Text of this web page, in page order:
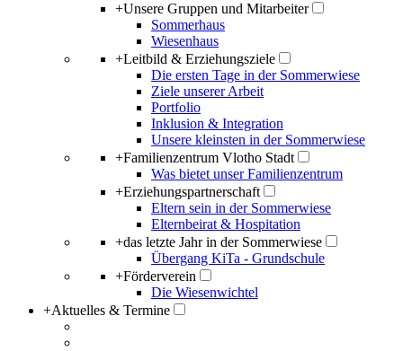
+Unsere Gruppen und Mitarbeiter
Sommerhaus
Wiesenhaus
+Leitbild & Erziehungsziele
Die ersten Tage in der Sommerwiese
Ziele unserer Arbeit
Portfolio
Inklusion & Integration
Unsere kleinsten in der Sommerwiese
+Familienzentrum Vlotho Stadt
Was bietet unser Familienzentrum
+Erziehungspartnerschaft
Eltern sein in der Sommerwiese
Elternbeirat & Hospitation
+das letzte Jahr in der Sommerwiese
Übergang KiTa - Grundschule
+Förderverein
Die Wiesenwichtel
+Aktuelles & Termine